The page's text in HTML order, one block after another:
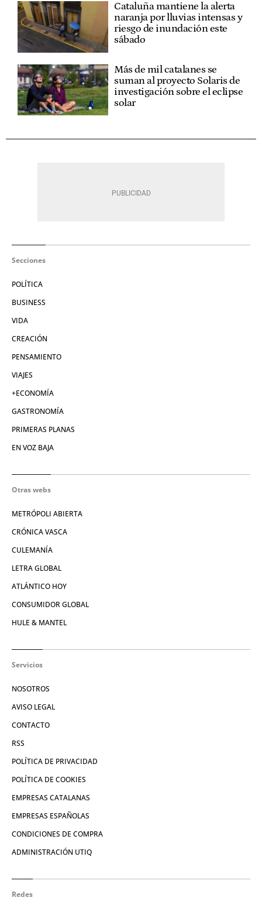
Cataluña mantiene la alerta
naranja por lluvias intensas y
riesgo de inundación este
sábado
Más de mil catalanes se
suman al proyecto Solaris de
investigación sobre el eclipse
solar
Secciones
POLÍTICA
BUSINESS
VIDA
CREACIÓN
PENSAMIENTO
VIAJES
+ECONOMÍA
GASTRONOMÍA
PRIMERAS PLANAS
EN VOZ BAJA
Otras webs
METRÓPOLI ABIERTA
CRÓNICA VASCA
CULEMANÍA
LETRA GLOBAL
ATLÁNTICO HOY
CONSUMIDOR GLOBAL
HULE & MANTEL
Servicios
NOSOTROS
AVISO LEGAL
CONTACTO
RSS
POLÍTICA DE PRIVACIDAD
POLÍTICA DE COOKIES
EMPRESAS CATALANAS
EMPRESAS ESPAÑOLAS
CONDICIONES DE COMPRA
ADMINISTRACIÓN UTIQ
Redes